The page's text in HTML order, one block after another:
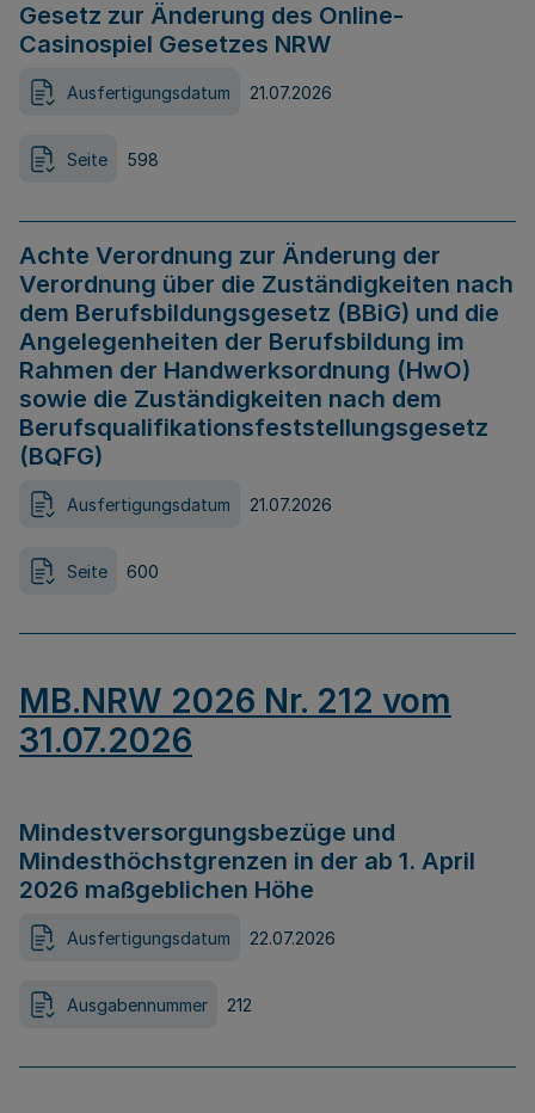
Gesetz zur Änderung des Online-
Casinospiel Gesetzes NRW
Ausfertigungsdatum 21.07.2026
Seite 598
Achte Verordnung zur Änderung der
Verordnung über die Zuständigkeiten nach
dem Berufsbildungsgesetz (BBiG) und die
Angelegenheiten der Berufsbildung im
Rahmen der Handwerksordnung (HwO)
sowie die Zuständigkeiten nach dem
Berufsqualifikationsfeststellungsgesetz
(BQFG)
Ausfertigungsdatum 21.07.2026
Seite 600
MB.NRW 2026 Nr. 212 vom
31.07.2026
Mindestversorgungsbezüge und
Mindesthöchstgrenzen in der ab 1. April
2026 maßgeblichen Höhe
Ausfertigungsdatum 22.07.2026
Ausgabennummer 212